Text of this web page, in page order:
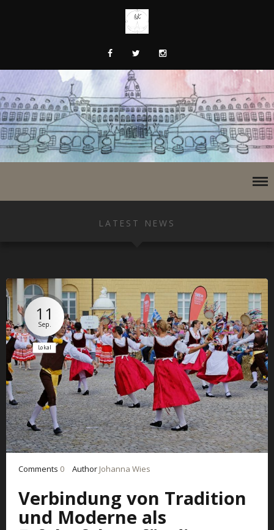
LATEST NEWS
11
Sep.
Lokal
Comments 0 Author Johanna Wies
Verbindung von Tradition
und Moderne als